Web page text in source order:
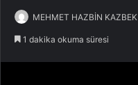
MEHMET HAZBİN KAZBEK
1 dakika okuma süresi